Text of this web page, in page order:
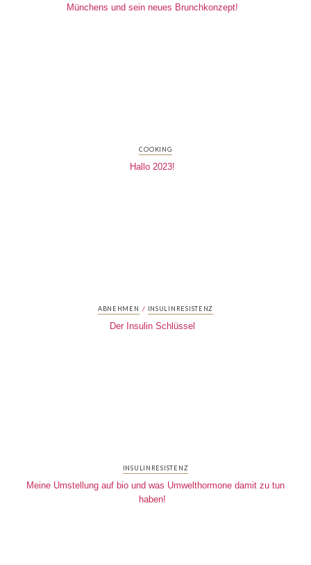
Münchens und sein neues Brunchkonzept!
COOKING
Hallo 2023!
ABNEHMEN / INSULINRESISTENZ
Der Insulin Schlüssel
INSULINRESISTENZ
Meine Umstellung auf bio und was Umwelthormone damit zu tun
haben!